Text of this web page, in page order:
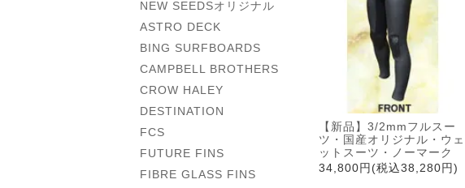
【新品】3/2mmフルスー
ツ・国産オリジナル・ウェ
ットスーツ・ノーマーク
34,800円(税込38,280円)
NEW SEEDSオリジナル
ASTRO DECK
BING SURFBOARDS
CAMPBELL BROTHERS
CROW HALEY
DESTINATION
FCS
FUTURE FINS
FIBRE GLASS FINS